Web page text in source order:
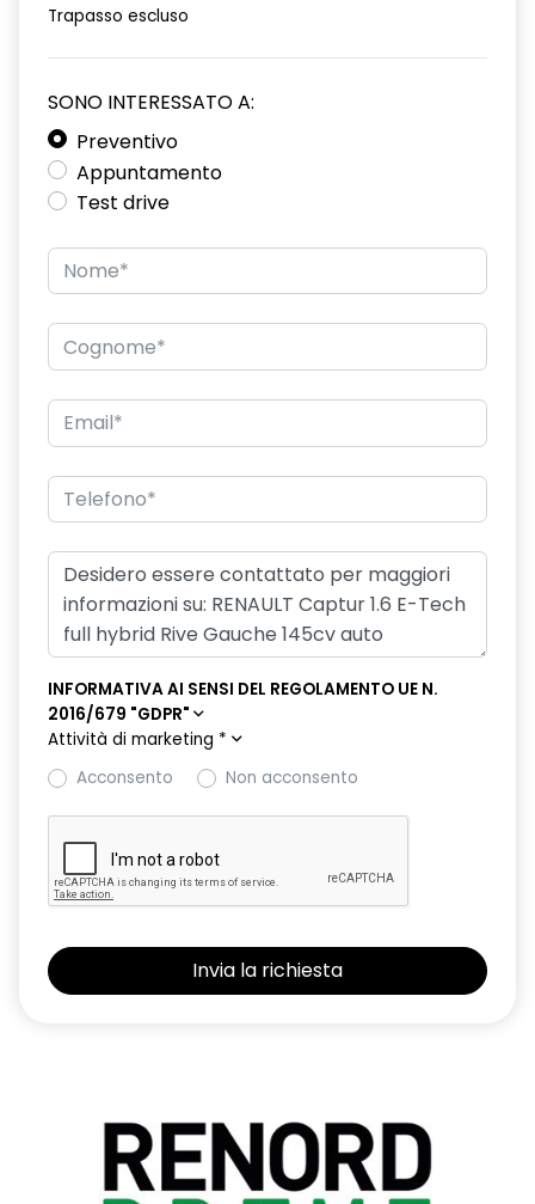
Trapasso escluso
SONO INTERESSATO A:
Preventivo
Appuntamento
Test drive
INFORMATIVA AI SENSI DEL REGOLAMENTO UE N.
2016/679 "GDPR"
Attività di marketing *
Acconsento
Non acconsento